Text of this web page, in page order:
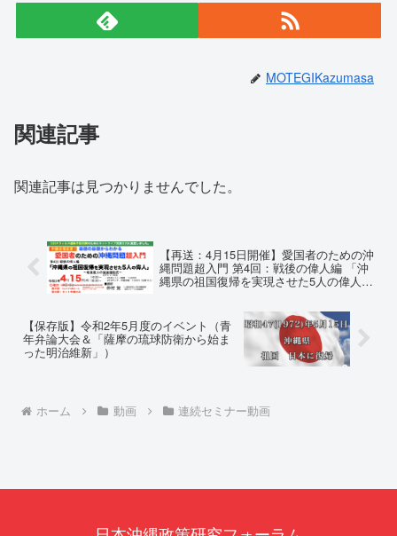
MOTEGIKazumasa
関連記事
関連記事は見つかりませんでした。
【再送：4月15日開催】愛国者のための沖
縄問題超入門 第4回：戦後の偉人編 「沖
縄県の祖国復帰を実現させた5人の偉人」
【保存版】令和2年5月度のイベント（青
年弁論大会＆「薩摩の琉球防衛から始ま
った明治維新」）
ホーム 動画 連続セミナー動画